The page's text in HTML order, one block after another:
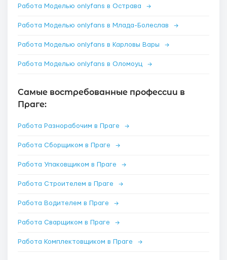
Работа Моделью onlyfans в Острава →
Работа Моделью onlyfans в Млада-Болеслав →
Работа Моделью onlyfans в Карловы Вары →
Работа Моделью onlyfans в Оломоуц →
Самые востребованные профессии в
Праге:
Работа Разнорабочим в Праге →
Работа Сборщиком в Праге →
Работа Упаковщиком в Праге →
Работа Строителем в Праге →
Работа Водителем в Праге →
Работа Сварщиком в Праге →
Работа Комплектовщиком в Праге →